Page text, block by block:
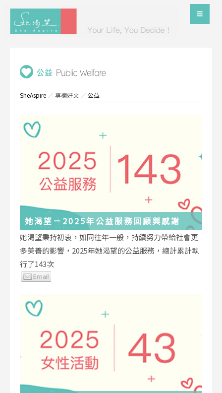
SheAspire ／專欄好文 ／公益
她渴望－2025年公益服務回顧與感謝
她渴望秉持初衷，如同往年一般，持續努力帶給社會更
多美善的影響，2025年她渴望的公益服務，總計累計執
行了143次